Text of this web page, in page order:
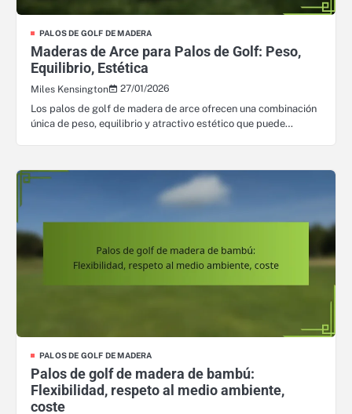
PALOS DE GOLF DE MADERA
Maderas de Arce para Palos de Golf: Peso,
Equilibrio, Estética
Miles Kensington
27/01/2026
Los palos de golf de madera de arce ofrecen una combinación
única de peso, equilibrio y atractivo estético que puede…
PALOS DE GOLF DE MADERA
Palos de golf de madera de bambú:
Flexibilidad, respeto al medio ambiente,
coste